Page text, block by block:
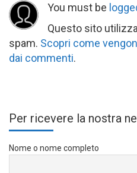
You must be
Questo sito
spam. Scopri come
dai commenti.
Per ricevere la nostra
Nome o nome completo